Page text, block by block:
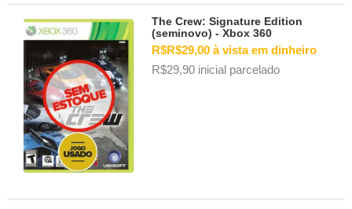
The Crew: Signature Edition
(seminovo) - Xbox 360
R$R$29,00 à vista em dinheiro
R$29,90 inicial parcelado